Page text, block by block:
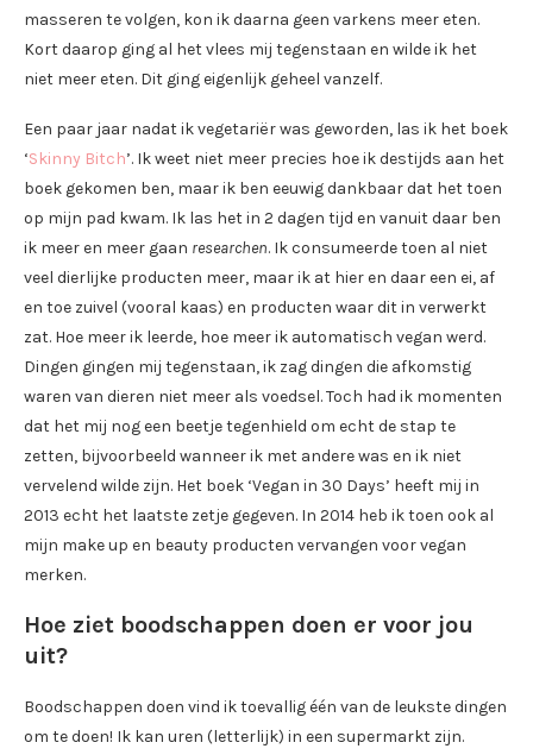
masseren te volgen, kon ik daarna geen varkens meer eten.
Kort daarop ging al het vlees mij tegenstaan en wilde ik het
niet meer eten. Dit ging eigenlijk geheel vanzelf.
Een paar jaar nadat ik vegetariër was geworden, las ik het boek
‘Skinny Bitch’. Ik weet niet meer precies hoe ik destijds aan het
boek gekomen ben, maar ik ben eeuwig dankbaar dat het toen
op mijn pad kwam. Ik las het in 2 dagen tijd en vanuit daar ben
ik meer en meer gaan researchen. Ik consumeerde toen al niet
veel dierlijke producten meer, maar ik at hier en daar een ei, af
en toe zuivel (vooral kaas) en producten waar dit in verwerkt
zat. Hoe meer ik leerde, hoe meer ik automatisch vegan werd.
Dingen gingen mij tegenstaan, ik zag dingen die afkomstig
waren van dieren niet meer als voedsel. Toch had ik momenten
dat het mij nog een beetje tegenhield om echt de stap te
zetten, bijvoorbeeld wanneer ik met andere was en ik niet
vervelend wilde zijn. Het boek ‘Vegan in 30 Days’ heeft mij in
2013 echt het laatste zetje gegeven. In 2014 heb ik toen ook al
mijn make up en beauty producten vervangen voor vegan
merken.
Hoe ziet boodschappen doen er voor jou
uit?
Boodschappen doen vind ik toevallig één van de leukste dingen
om te doen! Ik kan uren (letterlijk) in een supermarkt zijn.